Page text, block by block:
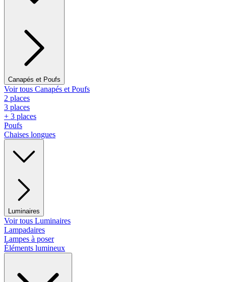
Canapés et Poufs
Voir tous Canapés et Poufs
2 places
3 places
+ 3 places
Poufs
Chaises longues
Luminaires
Voir tous Luminaires
Lampadaires
Lampes à poser
Éléments lumineux